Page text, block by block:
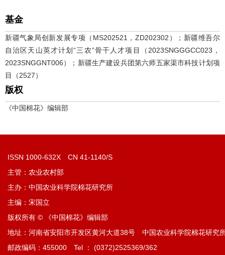
基金
新疆气象局创新发展专项（MS202521，ZD202302）；新疆维吾尔
自治区天山英才计划“三农”骨干人才项目（2023SNGGGCC023，
2023SNGGNT006）；新疆生产建设兵团第六师五家渠市科技计划项
目（2527）
版权
《中国棉花》编辑部
ISSN 1000-632X CN 41-1140/S
主管：农业农村部
主办：中国农业科学院棉花研究所
主编：宋国立
版权所有 © 《中国棉花》编辑部
地址：河南省安阳市开发区黄河大道38号 中国农业科学院棉花研究
邮政编码：455000 Tel ： (0372)2525369/362